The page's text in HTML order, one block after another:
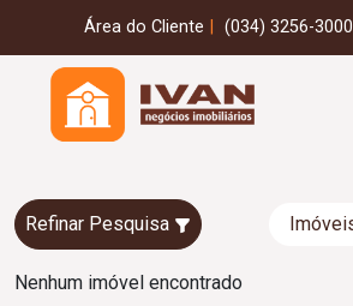
Área do Cliente (034) 3256-3000
Refinar Pesquisa
Nenhum imóvel encontrado